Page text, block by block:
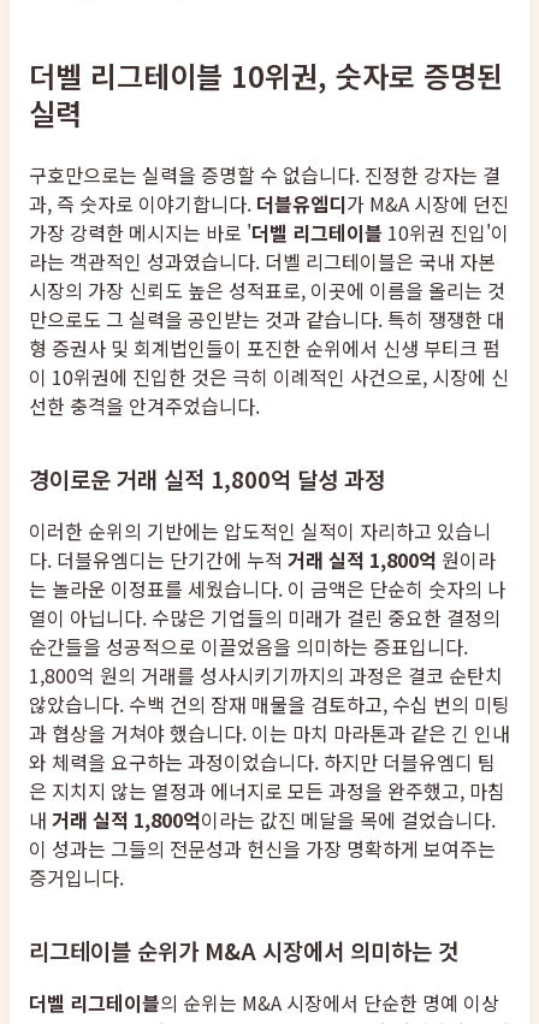
더벨 리그테이블 10위권, 숫자로 증명된
실력
구호만으로는 실력을 증명할 수 없습니다. 진정한 강자는 결
과, 즉 숫자로 이야기합니다. 더블유엠디가 M&A 시장에 던진
가장 강력한 메시지는 바로 '더벨 리그테이블 10위권 진입'이
라는 객관적인 성과였습니다. 더벨 리그테이블은 국내 자본
시장의 가장 신뢰도 높은 성적표로, 이곳에 이름을 올리는 것
만으로도 그 실력을 공인받는 것과 같습니다. 특히 쟁쟁한 대
형 증권사 및 회계법인들이 포진한 순위에서 신생 부티크 펌
이 10위권에 진입한 것은 극히 이례적인 사건으로, 시장에 신
선한 충격을 안겨주었습니다.
경이로운 거래 실적 1,800억 달성 과정
이러한 순위의 기반에는 압도적인 실적이 자리하고 있습니
다. 더블유엠디는 단기간에 누적 거래 실적 1,800억 원이라
는 놀라운 이정표를 세웠습니다. 이 금액은 단순히 숫자의 나
열이 아닙니다. 수많은 기업들의 미래가 걸린 중요한 결정의
순간들을 성공적으로 이끌었음을 의미하는 증표입니다.
1,800억 원의 거래를 성사시키기까지의 과정은 결코 순탄치
않았습니다. 수백 건의 잠재 매물을 검토하고, 수십 번의 미팅
과 협상을 거쳐야 했습니다. 이는 마치 마라톤과 같은 긴 인내
와 체력을 요구하는 과정이었습니다. 하지만 더블유엠디 팀
은 지치지 않는 열정과 에너지로 모든 과정을 완주했고, 마침
내 거래 실적 1,800억이라는 값진 메달을 목에 걸었습니다.
이 성과는 그들의 전문성과 헌신을 가장 명확하게 보여주는
증거입니다.
리그테이블 순위가 M&A 시장에서 의미하는 것
더벨 리그테이블의 순위는 M&A 시장에서 단순한 명예 이상